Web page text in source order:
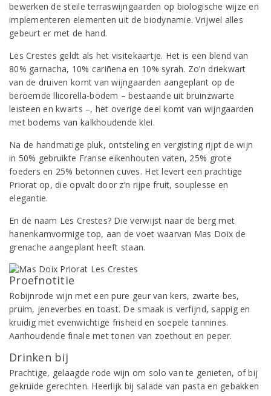
bewerken de steile terraswijngaarden op biologische wijze en
implementeren elementen uit de biodynamie. Vrijwel alles
gebeurt er met de hand.
Les Crestes geldt als het visitekaartje. Het is een blend van
80% garnacha, 10% cariñena en 10% syrah. Zo’n driekwart
van de druiven komt van wijngaarden aangeplant op de
beroemde llicorella-bodem – bestaande uit bruinzwarte
leisteen en kwarts –, het overige deel komt van wijngaarden
met bodems van kalkhoudende klei.
Na de handmatige pluk, ontsteling en vergisting rijpt de wijn
in 50% gebruikte Franse eikenhouten vaten, 25% grote
foeders en 25% betonnen cuves. Het levert een prachtige
Priorat op, die opvalt door z’n rijpe fruit, souplesse en
elegantie.
En de naam Les Crestes? Die verwijst naar de berg met
hanenkamvormige top, aan de voet waarvan Mas Doix de
grenache aangeplant heeft staan.
Proefnotitie
Robijnrode wijn met een pure geur van kers, zwarte bes,
pruim, jeneverbes en toast. De smaak is verfijnd, sappig en
kruidig met evenwichtige frisheid en soepele tannines.
Aanhoudende finale met tonen van zoethout en peper.
Drinken bij
Prachtige, gelaagde rode wijn om solo van te genieten, of bij
gekruide gerechten. Heerlijk bij salade van pasta en gebakken